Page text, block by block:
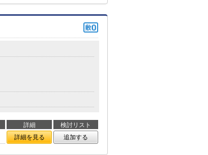
詳細
検討リスト
詳細を見る 追加する